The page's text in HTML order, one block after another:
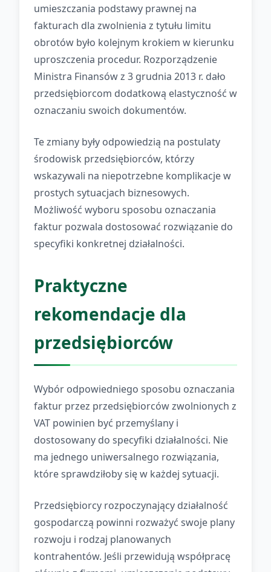
umieszczania podstawy prawnej na
fakturach dla zwolnienia z tytułu limitu
obrotów było kolejnym krokiem w kierunku
uproszczenia procedur. Rozporządzenie
Ministra Finansów z 3 grudnia 2013 r. dało
przedsiębiorcom dodatkową elastyczność w
oznaczaniu swoich dokumentów.
Te zmiany były odpowiedzią na postulaty
środowisk przedsiębiorców, którzy
wskazywali na niepotrzebne komplikacje w
prostych sytuacjach biznesowych.
Możliwość wyboru sposobu oznaczania
faktur pozwala dostosować rozwiązanie do
specyfiki konkretnej działalności.
Praktyczne
rekomendacje dla
przedsiębiorców
Wybór odpowiedniego sposobu oznaczania
faktur przez przedsiębiorców zwolnionych z
VAT powinien być przemyślany i
dostosowany do specyfiki działalności. Nie
ma jednego uniwersalnego rozwiązania,
które sprawdziłoby się w każdej sytuacji.
Przedsiębiorcy rozpoczynający działalność
gospodarczą powinni rozważyć swoje plany
rozwoju i rodzaj planowanych
kontrahentów. Jeśli przewidują współpracę